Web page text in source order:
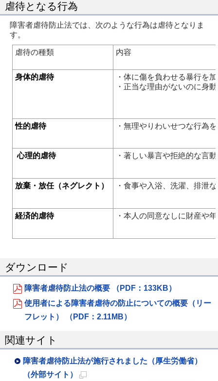
虐待となる行為
障害者虐待防止法では、次のような行為は虐待となりま
す。
虐待の種類 内容
身体的虐待
・体に傷を負わせる暴行を
・正当な理由がないのに身
性的虐待 ・無理やりわいせつな行為
心理的虐待 ・著しい暴言や拒絶的な言
放棄・放任（ネグレクト） ・食事や入浴、洗濯、排泄
経済的虐待 ・本人の同意なしに財産や
ダウンロード
障害者虐待防止法の概要 （PDF：133KB）
使用者による障害者虐待の防止についての概要（リー
フレット） （PDF：2.11MB）
関連サイト
障害者虐待防止法が施行されました（厚生労働省）
（外部サイト）